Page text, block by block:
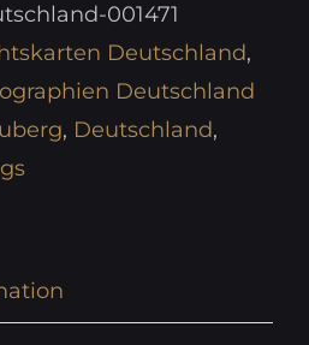
001471
Deutschland,
Deutschland
, Deutschland,